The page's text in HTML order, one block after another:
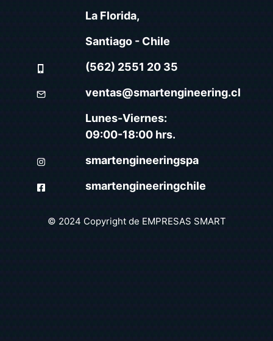
La Florida,
Santiago - Chile
(562) 2551 20 35
ventas@smartengineering.cl
Lunes-Viernes:
09:00-18:00 hrs.
smartengineeringspa
smartengineeringchile
© 2024 Copyright de EMPRESAS SMART